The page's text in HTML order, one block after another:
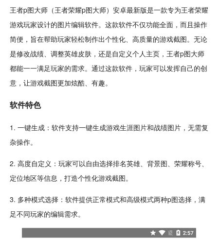
王者p图大师（王者荣耀p图大师） 安卓最新版是一款专为王者荣耀
游戏玩家设计的图片编辑软件。这款软件不仅功能全面，而且操作
简便，旨在帮助玩家轻松制作出个性化、高质量的游戏截图。无论
是修改战绩 、调整英雄皮肤 ，还是自定义个人主页，王者p图大师
都能一一满足玩家的需求。通过这款软件，玩家可以发挥自己的创
意 ，让游戏截图更加炫酷 有趣。
软件特色
1. 一键生成：软件支持一键生成游戏生涯图片和战绩图片，无需复
杂操作。
2. 高度自定义：玩家可以自由选择排名英雄、背景图、荣耀称号、
定位地区等信息，打造个性化游戏截图。
3. 多种模式选择：软件提供正常模式和高级模式两种p图选择，满
足不同玩家的编辑需求。